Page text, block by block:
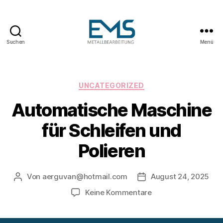
Suchen Menü
Kategorien
UNCATEGORIZED
Automatische Maschine
für Schleifen und
Polieren
Beitragsautor
Von aerguvan@hotmail.com
August 24, 2025
Keine Kommentarezu